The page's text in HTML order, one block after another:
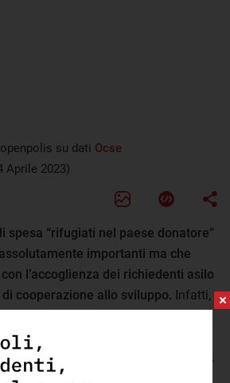
su dati Ocse
Aprile 2023)
spesa “rifugiati nel paese donatore”
importanti ma che
l’accoglienza dei richiedenti asilo
cooperazione allo sviluppo. Infatti,
rendicontati da Ocse come Aps,
rimangono nei confini del donatore
e agli obiettivi della cooperazione.